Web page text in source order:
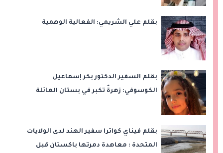
بقلم علي الشريمي: الفعالية الوهمية
بقلم السفير الدكتور بكر إسماعيل
الكوسوفي: زهرةٌ تكبر في بستان العائلة
بقلم فيناي كواترا سفير الهند لدى الولايات
المتحدة : معاهدة دمرتها باكستان قبل